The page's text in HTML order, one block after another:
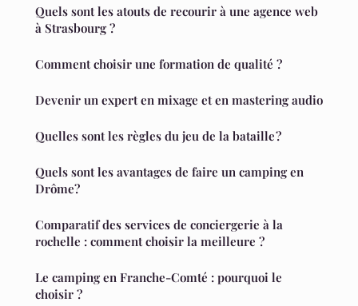
Quels sont les atouts de recourir à une agence web
à Strasbourg ?
Comment choisir une formation de qualité ?
Devenir un expert en mixage et en mastering audio
Quelles sont les règles du jeu de la bataille ?
Quels sont les avantages de faire un camping en
Drôme?
Comparatif des services de conciergerie à la
rochelle : comment choisir la meilleure ?
Le camping en Franche-Comté : pourquoi le
choisir ?